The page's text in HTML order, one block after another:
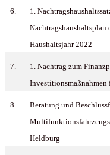
6.
1.
Nachtragshaushaltsplan
Haushaltsjahr 2022
7.
1. Nachtrag zum
Investitionsmaßnahmen
8.
Beratung und
Heldburg